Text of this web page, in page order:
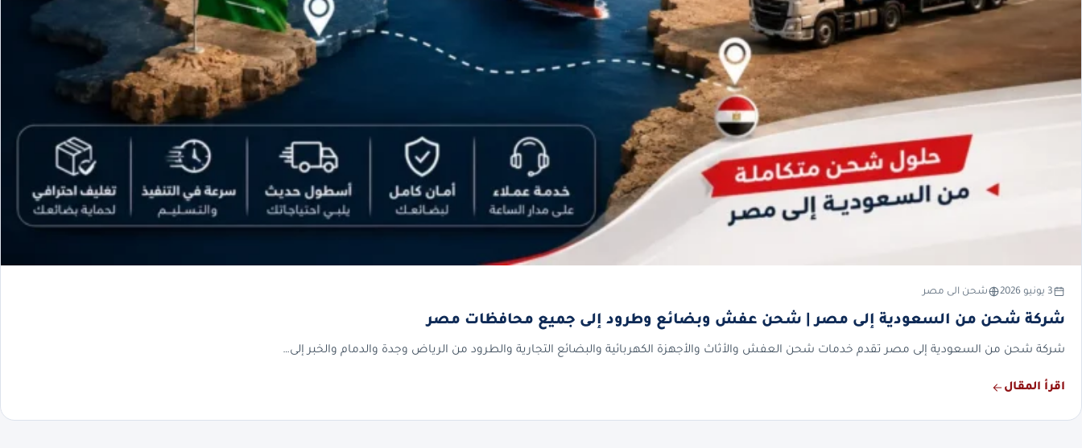
3 يونيو 2026 شحن الى مصر
شركة شحن من السعودية إلى مصر | شحن عفش وبضائع وطرود إلى جميع محافظات مصر
شركة شحن من السعودية إلى مصر تقدم خدمات شحن العفش والأثاث والأجهزة الكهربائية والبضائع التجارية والطرود من الرياض وجدة والدمام والخبر إلى…
اقرأ المقال